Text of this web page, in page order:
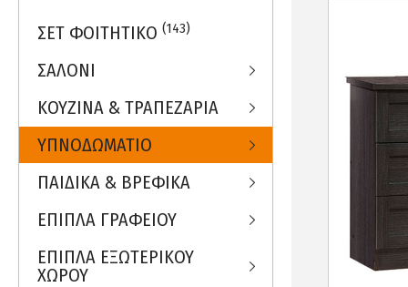
ΣΕΤ ΦΟΙΤΗΤΙΚΟ (143)
ΣΑΛΟΝΙ
ΚΟΥΖΙΝΑ & ΤΡΑΠΕΖΑΡΙΑ
ΥΠΝΟΔΩΜΑΤΙΟ
ΠΑΙΔΙΚΑ & ΒΡΕΦΙΚΑ
ΕΠΙΠΛΑ ΓΡΑΦΕΙΟΥ
ΕΠΙΠΛΑ ΕΞΩΤΕΡΙΚΟΥ
ΧΩΡΟΥ